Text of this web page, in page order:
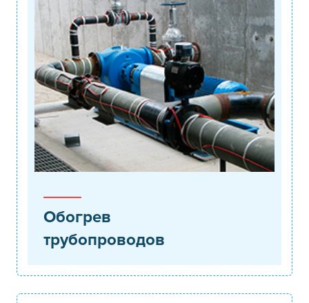
Обогрев
трубопроводов